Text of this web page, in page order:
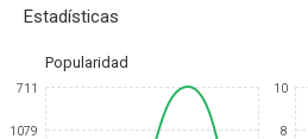
Estadísticas
Popularidad
711
1079
10
8